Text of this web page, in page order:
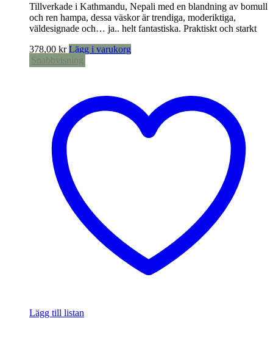
Tillverkade i Kathmandu, Nepali med en blandning av bomull
och ren hampa, dessa väskor är trendiga, moderiktiga,
väldesignade och… ja.. helt fantastiska. Praktiskt och starkt
378,00 kr Lägg i varukorg
Snabbvisning
Lägg till listan